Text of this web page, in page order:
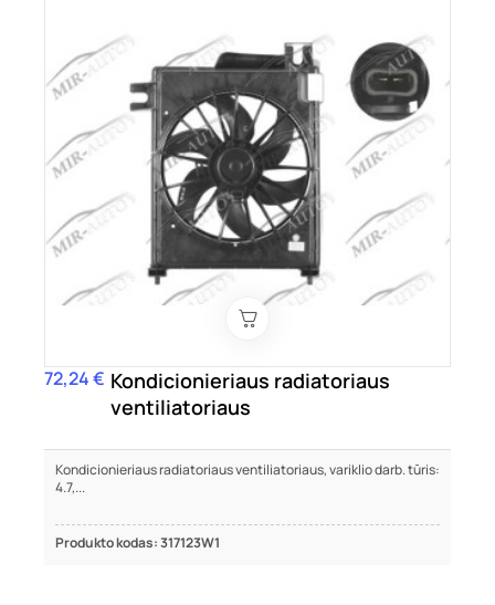
Kaina
72,24 € Kondicionieriaus radiatoriaus
ventiliatoriaus
Kondicionieriaus radiatoriaus ventiliatoriaus, variklio darb. tūris:
4.7,...
Produkto kodas: 317123W1